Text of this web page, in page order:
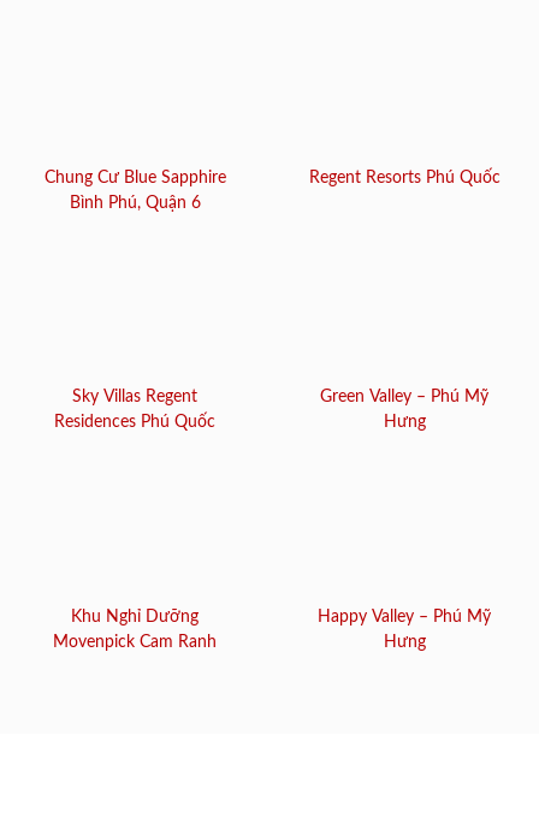
Chung Cư Blue Sapphire
Bình Phú, Quận 6
Regent Resorts Phú Quốc
Sky Villas Regent
Residences Phú Quốc
Green Valley – Phú Mỹ
Hưng
Khu Nghỉ Dưỡng
Movenpick Cam Ranh
Happy Valley – Phú Mỹ
Hưng